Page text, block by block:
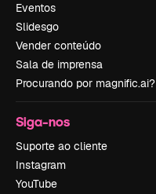
Eventos
Slidesgo
Vender conteúdo
Sala de imprensa
Procurando por magnific.ai?
Siga-nos
Suporte ao cliente
Instagram
YouTube